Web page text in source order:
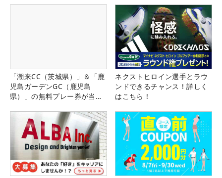
「潮来CC（茨城県）」＆「鹿
児島ガーデンGC（鹿児島
県）」の無料プレー券が当た
ネクストヒロイン選手とラウ
ンドできるチャンス！詳しく
はこちら！